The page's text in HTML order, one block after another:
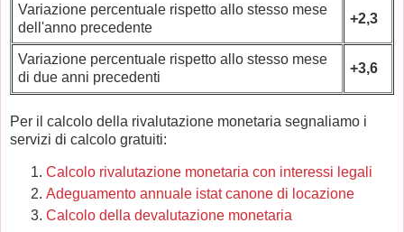
Variazione percentuale rispetto allo stesso mese
dell'anno precedente
+2,3
Variazione percentuale rispetto allo stesso mese
di due anni precedenti
+3,6
Per il calcolo della rivalutazione monetaria segnaliamo i
servizi di calcolo gratuiti:
Calcolo rivalutazione monetaria con interessi legali
Adeguamento annuale istat canone di locazione
Calcolo della devalutazione monetaria